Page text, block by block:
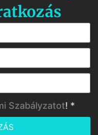
Szabályzatot! *